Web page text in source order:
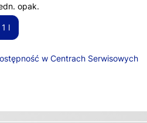
opak.
1 l
w Centrach Serwisowych